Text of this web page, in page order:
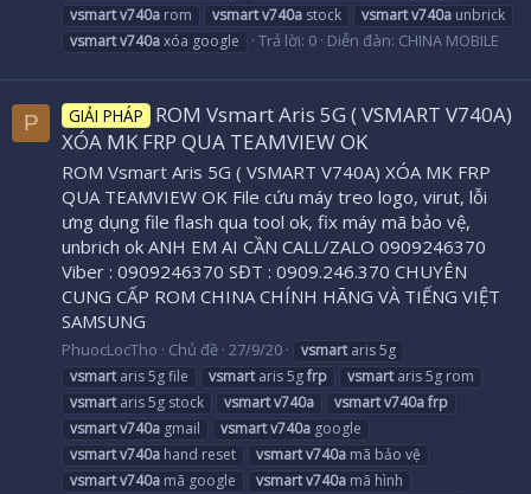
vsmartv740a rom vsmartv740a stock vsmartv740a unbrick
vsmartv740axóa google Trả lời: 0 Diễn đàn: CHINA MOBILE
P GIẢI PHÁP
ROM Vsmart Aris 5G ( VSMART V740A)
XÓA MK FRP QUA TEAMVIEW OK
ROM Vsmart Aris 5G ( VSMART V740A) XÓA MK FRP
QUA TEAMVIEW OK File cứu máy treo logo, virut, lỗi
ưng dụng file flash qua tool ok, fix máy mã bảo vệ,
unbrich ok ANH EM AI CẦN CALL/ZALO 0909246370
Viber : 0909246370 SĐT : 0909.246.370 CHUYÊN
CUNG CẤP ROM CHINA CHÍNH HÃNG VÀ TIẾNG VIỆT
SAMSUNG
PhuocLocTho Chủ đề 27/9/20 vsmartaris 5g
vsmartaris 5g file vsmartaris 5gfrp vsmartaris 5g rom
vsmartaris 5g stock vsmartv740a vsmartv740afrp
vsmartv740a gmail vsmartv740a google
vsmartv740a hand reset vsmartv740a mã bảo vệ
vsmartv740a mã google vsmartv740a mã hình